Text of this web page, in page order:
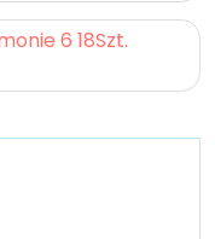
6 18Szt.